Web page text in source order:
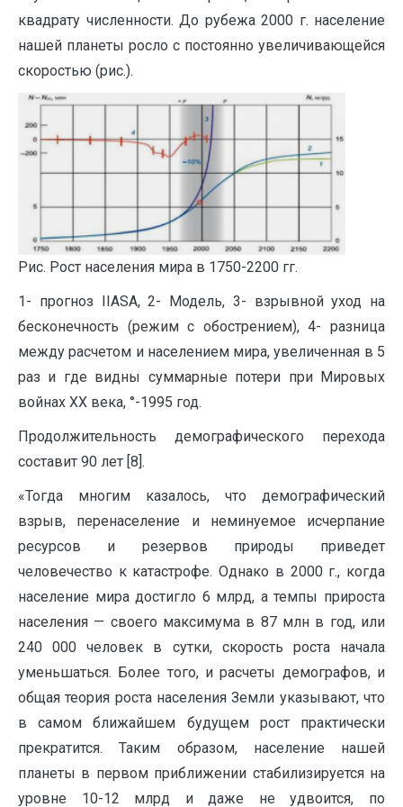
квадрату численности. До рубежа 2000 г. население
нашей планеты росло с постоянно увеличивающейся
скоростью (рис.).
Рис. Рост населения мира в 1750-2200 гг.
1- прогноз IIASA, 2- Модель, 3- взрывной уход на
бесконечность (режим с обострением), 4- разница
между расчетом и населением мира, увеличенная в 5
раз и где видны суммарные потери при Мировых
войнах ХХ века, °-1995 год.
Продолжительность демографического перехода
составит 90 лет [8].
«Тогда многим казалось, что демографический
взрыв, перенаселение и неминуемое исчерпание
ресурсов и резервов природы приведет
человечество к катастрофе. Однако в 2000 г., когда
население мира достигло 6 млрд, а темпы прироста
населения — своего максимума в 87 млн в год, или
240 000 человек в сутки, скорость роста начала
уменьшаться. Более того, и расчеты демографов, и
общая теория роста населения Земли указывают, что
в самом ближайшем будущем рост практически
прекратится. Таким образом, население нашей
планеты в первом приближении стабилизируется на
уровне 10-12 млрд и даже не удвоится, по